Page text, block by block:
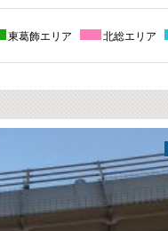
東葛飾エリア 北総エリア